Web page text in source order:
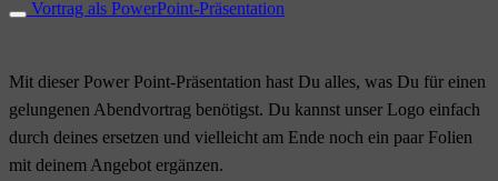
Vortrag als PowerPoint-Präsentation
Mit dieser Power Point-Präsentation hast Du alles, was Du für einen
gelungenen Abendvortrag benötigst. Du kannst unser Logo einfach
durch deines ersetzen und vielleicht am Ende noch ein paar Folien
mit deinem Angebot ergänzen.